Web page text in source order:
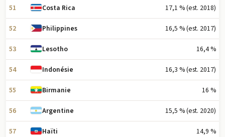
51 Costa Rica 17,1 % (est. 2018)
52 Philippines 16,5 % (est. 2017)
53 Lesotho 16,4 %
54 Indonésie 16,3 % (est. 2017)
55 Birmanie 16 %
56 Argentine 15,5 % (est. 2020)
57 Haïti 14,9 %